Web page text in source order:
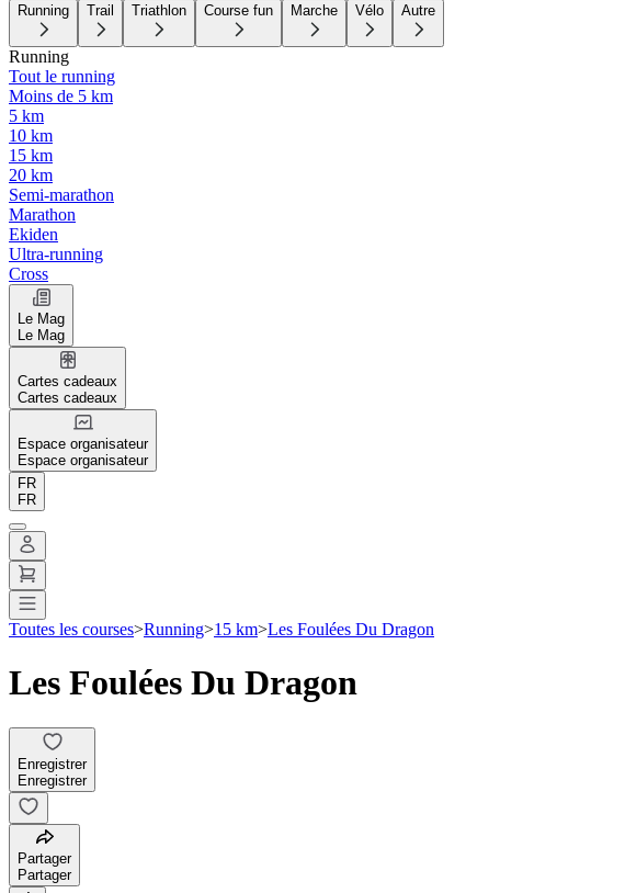
Running Trail Triathlon Course fun Marche Vélo Autre
Running
Tout le running
Moins de 5 km
5 km
10 km
15 km
20 km
Semi-marathon
Marathon
Ekiden
Ultra-running
Cross
Le Mag
Le Mag
Cartes cadeaux
Cartes cadeaux
Espace organisateur
Espace organisateur
FR
FR
Toutes les courses>Running>15 km>Les Foulées Du Dragon
Les Foulées Du Dragon
Enregistrer
Enregistrer
Partager
Partager